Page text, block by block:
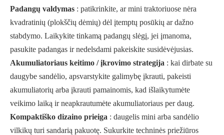
Padangų valdymas : patikrinkite, ar mini traktoriuose nėra
kvadratinių (plokščių dėmių) dėl įtemptų posūkių ar dažno
stabdymo. Laikykite tinkamą padangų slėgį, jei įmanoma,
pasukite padangas ir nedelsdami pakeiskite susidėvėjusias.
Akumuliatoriaus keitimo / įkrovimo strategija : kai dirbate su
daugybe sandėlio, apsvarstykite galimybę įkrauti, pakeisti
akumuliatorių arba įkrauti pamainomis, kad išlaikytumėte
veikimo laiką ir neapkrautumėte akumuliatoriaus per daug.
Kompaktiško dizaino prieiga : daugelis mini arba sandėlio
vilkikų turi sandarią pakuotę. Sukurkite techninės priežiūros